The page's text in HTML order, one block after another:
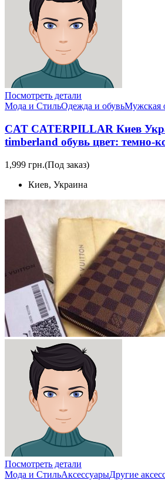
Посмотреть детали
Мода и СтильОдежда и обувьМужская
CAT CATERPILLAR Киев
timberland обувь цвет: темно-
1,999 грн.(Под заказ)
Киев, Украина
Посмотреть детали
Мода и СтильАксессуарыДругие